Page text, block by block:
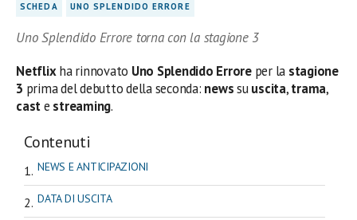
SCHEDA UNO SPLENDIDO ERRORE
Uno Splendido Errore torna con la stagione 3
Netflixha rinnovato Uno Splendido Erroreper la stagione
3 prima del debutto della seconda: newssuuscita,trama,
caste streaming.
Contenuti
NEWS E ANTICIPAZIONI
DATA DI USCITA